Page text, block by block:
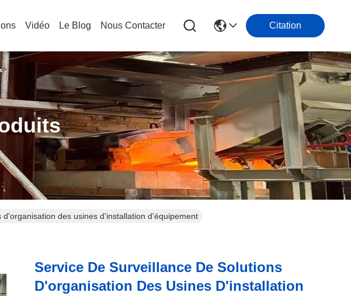
Vidéo Le Blog Nous Contacter Citation
des usines d'installation d'équipement
Service De Surveillance De Solutions
D'organisation Des Usines D'installation